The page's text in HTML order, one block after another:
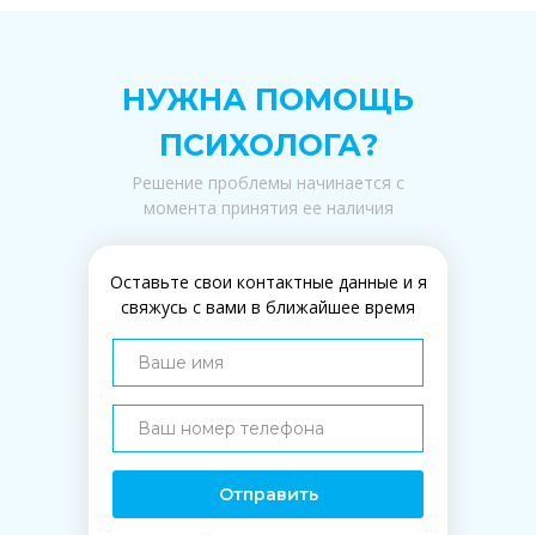
Отправить
Решение проблемы начинается с
момента принятия ее наличия
Оставьте свои контактные данные и я
свяжусь с вами в ближайшее время
НУЖНА ПОМОЩЬ
ПСИХОЛОГА?